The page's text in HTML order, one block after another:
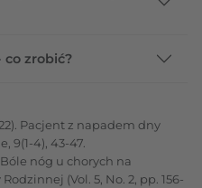
co zrobić?
Pacjent z napadem dny
9(1-4), 43-47.
Bóle nóg u chorych na
(Vol. 5, No. 2, pp. 156-